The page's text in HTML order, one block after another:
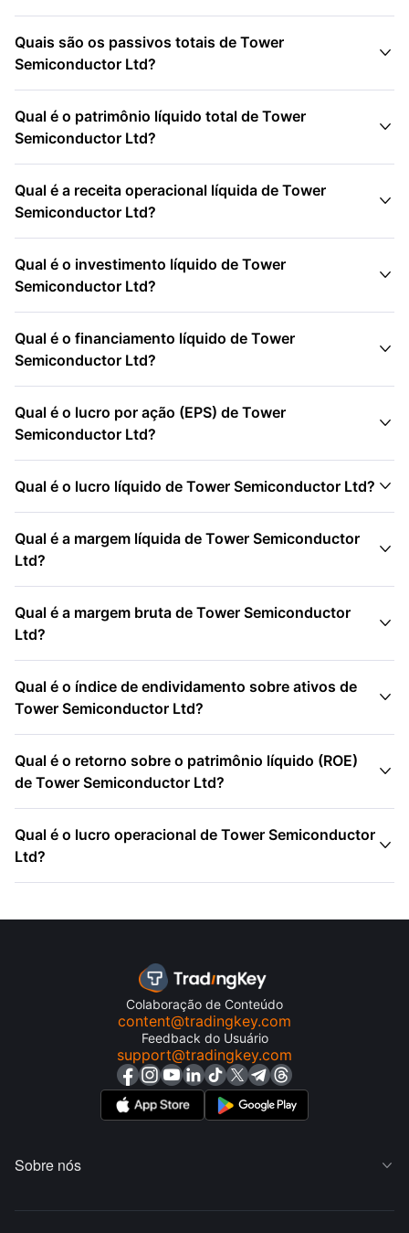
Quais são os passivos totais de Tower
Semiconductor Ltd?

Qual é o patrimônio líquido total de Tower
Semiconductor Ltd?

Qual é a receita operacional líquida de Tower
Semiconductor Ltd?

Qual é o investimento líquido de Tower
Semiconductor Ltd?

Qual é o financiamento líquido de Tower
Semiconductor Ltd?

Qual é o lucro por ação (EPS) de Tower
Semiconductor Ltd?

Qual é o lucro líquido de Tower Semiconductor Ltd? 
Qual é a margem líquida de Tower Semiconductor
Ltd?

Qual é a margem bruta de Tower Semiconductor
Ltd?

Qual é o índice de endividamento sobre ativos de
Tower Semiconductor Ltd?

Qual é o retorno sobre o patrimônio líquido (ROE)
de Tower Semiconductor Ltd?

Qual é o lucro operacional de Tower Semiconductor
Ltd?

Colaboração de Conteúdo
content@tradingkey.com
Feedback do Usuário
support@tradingkey.com
Sobre nós 